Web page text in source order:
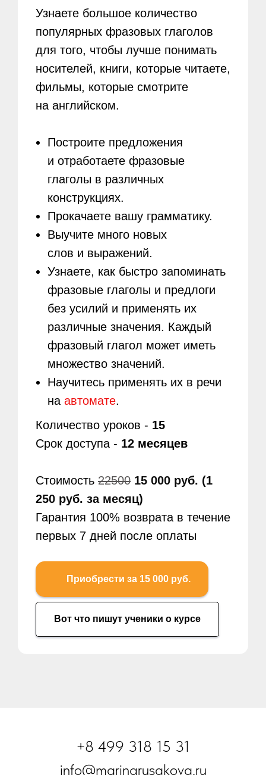
Узнаете большое количество
популярных фразовых глаголов
для того, чтобы лучше понимать
носителей, книги, которые читаете,
фильмы, которые смотрите
на английском.
Построите предложения
и отработаете фразовые
глаголы в различных
конструкциях.
Прокачаете вашу грамматику.
Выучите много новых
слов и выражений.
Узнаете, как быстро запоминать
фразовые глаголы и предлоги
без усилий и применять их
различные значения. Каждый
фразовый глагол может иметь
множество значений.
Научитесь применять их в речи
на автомате.
Количество уроков - 15
Срок доступа - 12 месяцев
Стоимость 22500 15 000 руб. (1
250 руб. за месяц)
Гарантия 100% возврата в течение
первых 7 дней после оплаты
Приобрести за 15 000 руб.
Вот что пишут ученики о курсе
+8 499 318 15 31
info@marinarusakova.ru